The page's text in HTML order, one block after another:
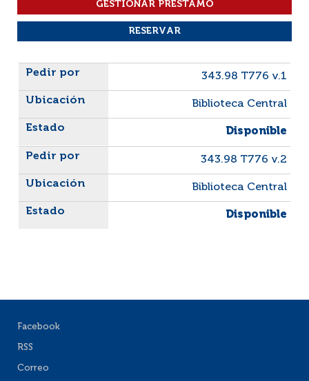
Liste des exemplaires
343.98 T776 v.1
Biblioteca Central
Disponible
343.98 T776 v.2
Biblioteca Central
Disponible
Facebook
RSS
Correo